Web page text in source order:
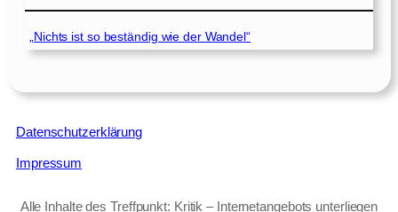
„Nichts ist so beständig wie der Wandel“
Datenschutzerklärung
Impressum
Alle Inhalte des Treffpunkt: Kritik – Internetangebots unterliegen